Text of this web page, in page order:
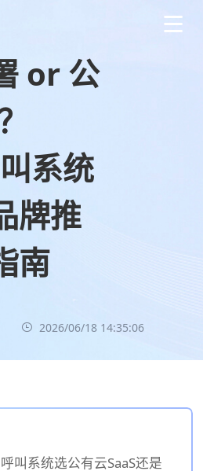
or 公
系统
牌推
南
2026/06/18 14:35:06
叫系统选公有云SaaS还是